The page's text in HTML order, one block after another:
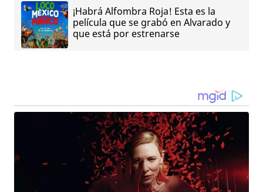
¡Habrá Alfombra Roja! Esta es la
película que se grabó en Alvarado y
que está por estrenarse